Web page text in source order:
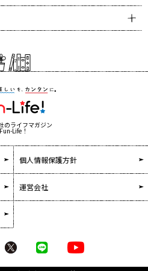
のライフマガジン
Fun-Life！
個人情報保護方針
運営会社